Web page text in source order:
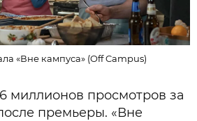
«Вне кампуса» (Off Campus)
миллионов просмотров за
премьеры. «Вне